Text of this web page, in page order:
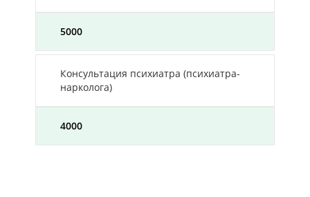
5000
Консультация психиатра (психиатра-
нарколога)
4000